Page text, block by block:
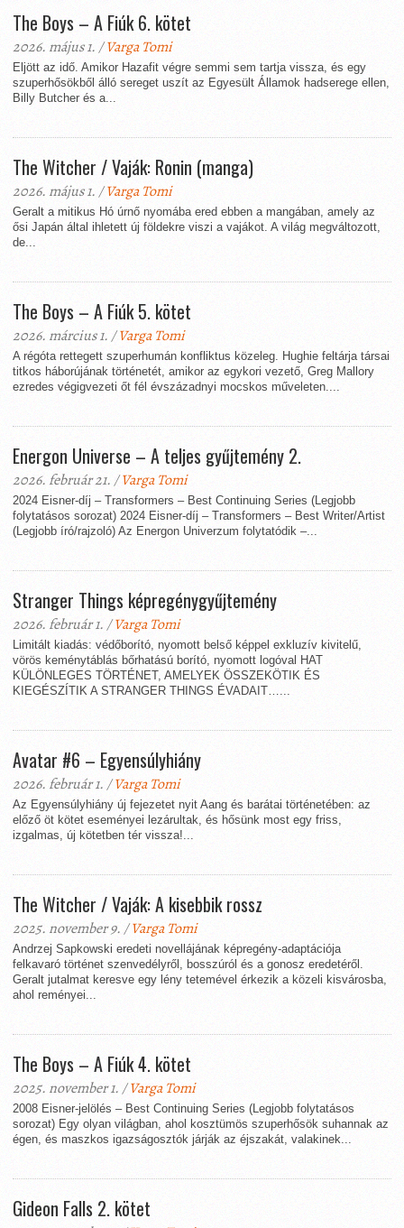
The Boys – A Fiúk 6. kötet
2026. május 1. /Varga Tomi
Eljött az idő. Amikor Hazafit végre semmi sem tartja vissza, és egy
szuperhősökből álló sereget uszít az Egyesült Államok hadserege ellen,
Billy Butcher és a...
The Witcher / Vaják: Ronin (manga)
2026. május 1. /Varga Tomi
Geralt a mitikus Hó úrnő nyomába ered ebben a mangában, amely az
ősi Japán által ihletett új földekre viszi a vajákot. A világ megváltozott,
de...
The Boys – A Fiúk 5. kötet
2026. március 1. /Varga Tomi
A régóta rettegett szuperhumán konfliktus közeleg. Hughie feltárja társai
titkos háborújának történetét, amikor az egykori vezető, Greg Mallory
ezredes végigvezeti őt fél évszázadnyi mocskos műveleten....
Energon Universe – A teljes gyűjtemény 2.
2026. február 21. /Varga Tomi
2024 Eisner-díj – Transformers – Best Continuing Series (Legjobb
folytatásos sorozat) 2024 Eisner-díj – Transformers – Best Writer/Artist
(Legjobb író/rajzoló) Az Energon Univerzum folytatódik –...
Stranger Things képregénygyűjtemény
2026. február 1. /Varga Tomi
Limitált kiadás: védőborító, nyomott belső képpel exkluzív kivitelű,
vörös keménytáblás bőrhatású borító, nyomott logóval HAT
KÜLÖNLEGES TÖRTÉNET, AMELYEK ÖSSZEKÖTIK ÉS
KIEGÉSZÍTIK A STRANGER THINGS ÉVADAIT…...
Avatar #6 – Egyensúlyhiány
2026. február 1. /Varga Tomi
Az Egyensúlyhiány új fejezetet nyit Aang és barátai történetében: az
előző öt kötet eseményei lezárultak, és hősünk most egy friss,
izgalmas, új kötetben tér vissza!...
The Witcher / Vaják: A kisebbik rossz
2025. november 9. /Varga Tomi
Andrzej Sapkowski eredeti novellájának képregény-adaptációja
felkavaró történet szenvedélyről, bosszúról és a gonosz eredetéről.
Geralt jutalmat keresve egy lény tetemével érkezik a közeli kisvárosba,
ahol reményei...
The Boys – A Fiúk 4. kötet
2025. november 1. /Varga Tomi
2008 Eisner-jelölés – Best Continuing Series (Legjobb folytatásos
sorozat) Egy olyan világban, ahol kosztümös szuperhősök suhannak az
égen, és maszkos igazságosztók járják az éjszakát, valakinek...
Gideon Falls 2. kötet